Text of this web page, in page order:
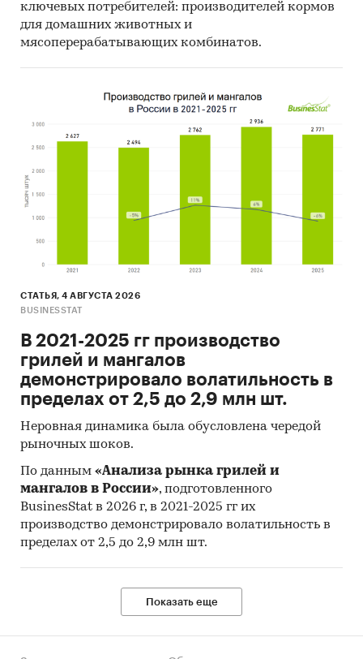
ключевых потребителей: производителей кормов
для домашних животных и
мясоперерабатывающих комбинатов.
СТАТЬЯ, 4 АВГУСТА 2026
BUSINESSTAT
В 2021-2025 гг производство
грилей и мангалов
демонстрировало волатильность в
пределах от 2,5 до 2,9 млн шт.
Неровная динамика была обусловлена чередой
рыночных шоков.
По данным «Анализа рынка грилей и
мангалов в России», подготовленного
BusinesStat в 2026 г, в 2021-2025 гг их
производство демонстрировало волатильность в
пределах от 2,5 до 2,9 млн шт.
Показать еще